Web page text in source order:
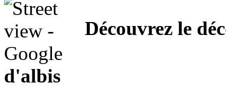
Découvrez le
d'albis